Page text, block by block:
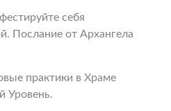
себя
Послание от Архангела
практики в Храме
Уровень.